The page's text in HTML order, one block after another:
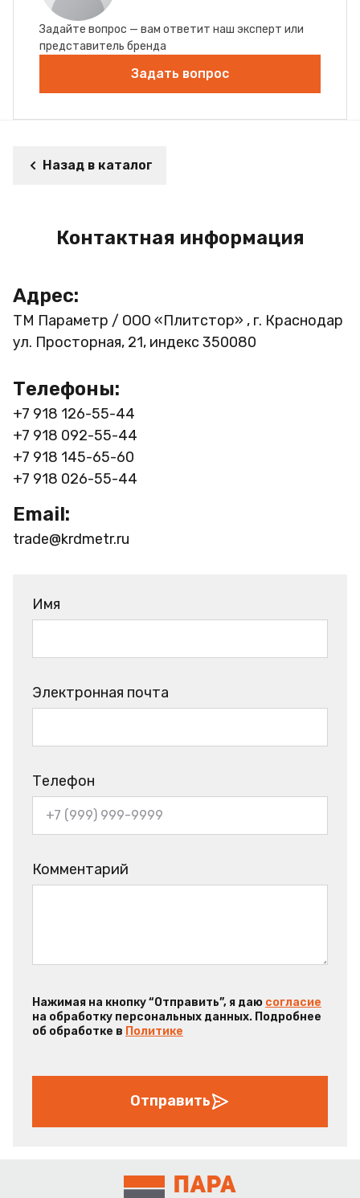
Задайте вопрос — вам ответит наш эксперт или
представитель бренда
Задать вопрос
Назад в каталог
Контактная информация
Адрес:
ТМ Параметр / ООО «Плитстор» , г. Краснодар
ул. Просторная, 21, индекс 350080
Телефоны:
+7 918 126-55-44
+7 918 092-55-44
+7 918 145-65-60
+7 918 026-55-44
Email:
trade@krdmetr.ru
Имя
Электронная почта
Телефон
Комментарий
Нажимая на кнопку “Отправить”, я даю согласие
на обработку персональных данных. Подробнее
об обработке в Политике
Отправить